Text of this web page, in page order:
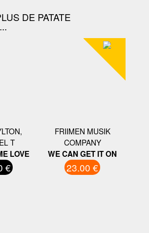
DE PATATE
T
LOVE
€
FRIIMEN MUSIK
COMPANY
WE CAN GET IT ON
23.00 €